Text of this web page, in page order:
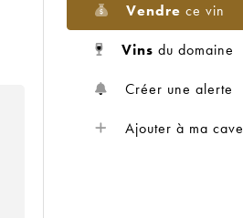
Vendre ce vin
Vins du domaine
Créer une alerte
Ajouter à ma cave